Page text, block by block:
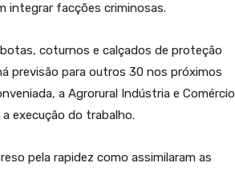
integrar facções criminosas.
coturnos e calçados de proteção
previsão para outros 30 nos próximos
a Agrorural Indústria e Comércio
execução do trabalho.
pela rapidez como assimilaram as